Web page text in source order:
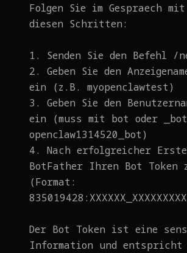
Folgen Sie im Gespraech
diesen Schritten:
1. Senden Sie den Befehl /
2. Geben Sie den
ein (z.B. myopenclawtest)
3. Geben Sie den
ein (muss mit bot oder
openclaw1314520_bot)
4. Nach erfolgreicher
BotFather Ihren Bot Token
(Format:
Der Bot Token ist eine
Information und entspricht